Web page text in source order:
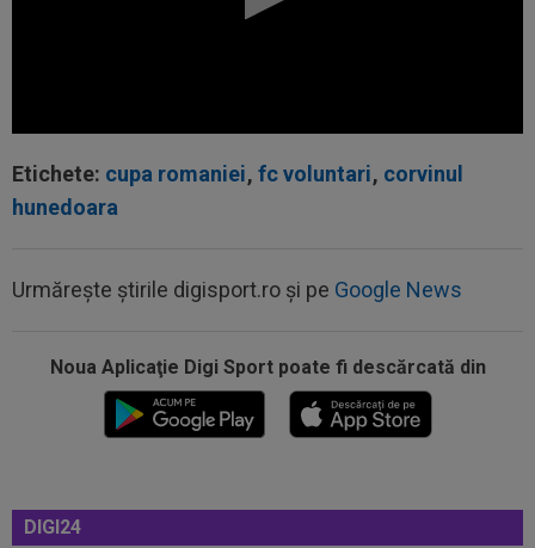
Etichete: cupa romaniei, fc voluntari, corvinul
hunedoara
Urmărește știrile digisport.ro și pe Google News
Noua Aplicaţie Digi Sport poate fi descărcată din
DIGI24
10:08 OFICIAL
Atacantul dorit de Rapid a semnat în
09:52 OFICIAL
A semnat: de la Cupa Mondială
2026, în SuperLiga României!
Giovanni Becali l-a propus pe Ștefan Baiaram în
09:47 EXCLUSIV
Florin Prunea a dezvăluit cum l-a
convins Ioan Varga pe Marius Șumudică să o...